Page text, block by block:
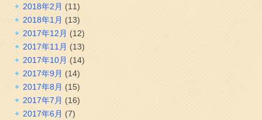
2018年2月 (11)
2018年1月 (13)
2017年12月 (12)
2017年11月 (13)
2017年10月 (14)
2017年9月 (14)
2017年8月 (15)
2017年7月 (16)
2017年6月 (7)